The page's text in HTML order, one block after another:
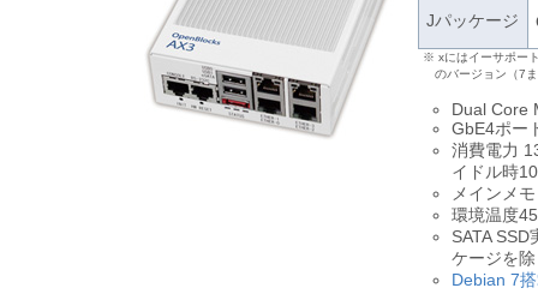
Jパッケージ
※ xにはイーサポー
のバージョン（7
Dual Core
GbE4ポー
消費電力
イドル時
メインメ
環境温度
SATA
ケージを
Debian 7